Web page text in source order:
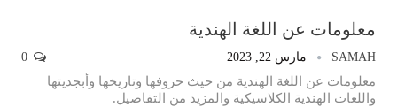
معلومات عن اللغة الهندية
SAMAH مارس 22, 2023
معلومات عن اللغة الهندية من حيث حروفها وتاريخها وأبجديتها
واللغات الهندية الكلاسيكية والمزيد من التفاصيل.